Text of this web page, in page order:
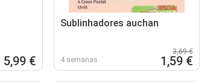
5,99 €
Sublinhadores auchan
4 semanas
3,69 €
1,59 €